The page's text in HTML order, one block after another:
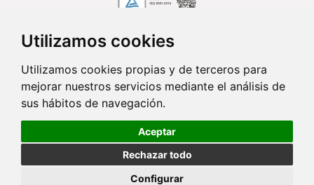
Utilizamos cookies
Utilizamos cookies propias y de terceros para
mejorar nuestros servicios mediante el análisis de
sus hábitos de navegación.
Aceptar
Rechazar todo
Configurar
Síguenos en...
Contacto
Av. Monforte de Lemos, 3-5. Pabellón 11. Planta 0 28029 Madrid
info@ciberisciii.es
Política de Privacidad